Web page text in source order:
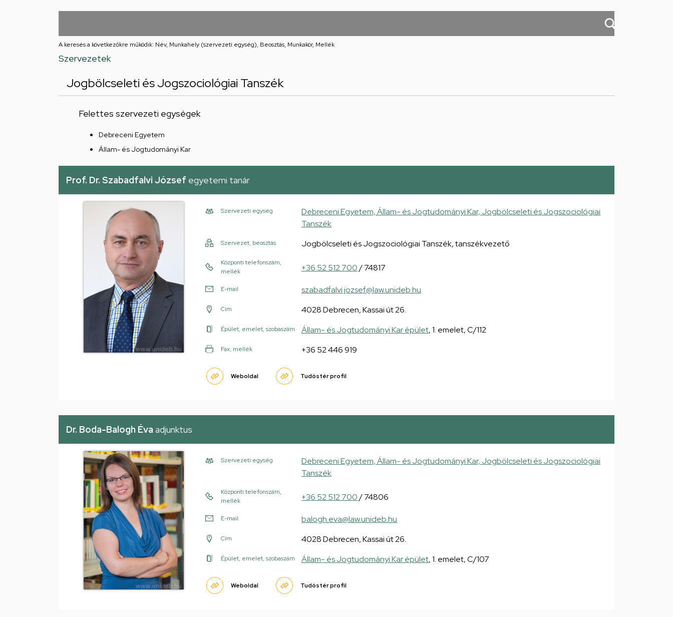
Iskolája
feladatellátási
A keresés a következőkre működik: Név, Munkahely (szervezeti egység), Beosztás, Munkakör, Mellék
Szervezetek
Jogbölcseleti és Jogszociológiai Tanszék
Felettes szervezeti egységek
Debreceni Egyetem
Állam- és Jogtudományi Kar
Prof. Dr. Szabadfalvi József egyetemi tanár
Szervezeti egység
Debreceni Egyetem, Állam- és Jogtudományi Kar, Jogbölcseleti és Jogszociológiai
Tanszék
Szervezet, beosztás Jogbölcseleti és Jogszociológiai Tanszék, tanszékvezető
Központi telefonszám,
mellék
+36 52 512 700/ 74817
E-mail szabadfalvi.jozsef@law.unideb.hu
Cím 4028 Debrecen, Kassai út 26.
Épület, emelet, szobaszám Állam- és Jogtudományi Kar épület, 1. emelet, C/112
Fax, mellék +36 52 446 919
Weboldal Tudóstér profil
Dr. Boda-Balogh Éva adjunktus
Szervezeti egység
Debreceni Egyetem, Állam- és Jogtudományi Kar, Jogbölcseleti és Jogszociológiai
Tanszék
Központi telefonszám,
mellék
+36 52 512 700/ 74806
E-mail balogh.eva@law.unideb.hu
Cím 4028 Debrecen, Kassai út 26.
Épület, emelet, szobaszám Állam- és Jogtudományi Kar épület, 1. emelet, C/107
Weboldal Tudóstér profil